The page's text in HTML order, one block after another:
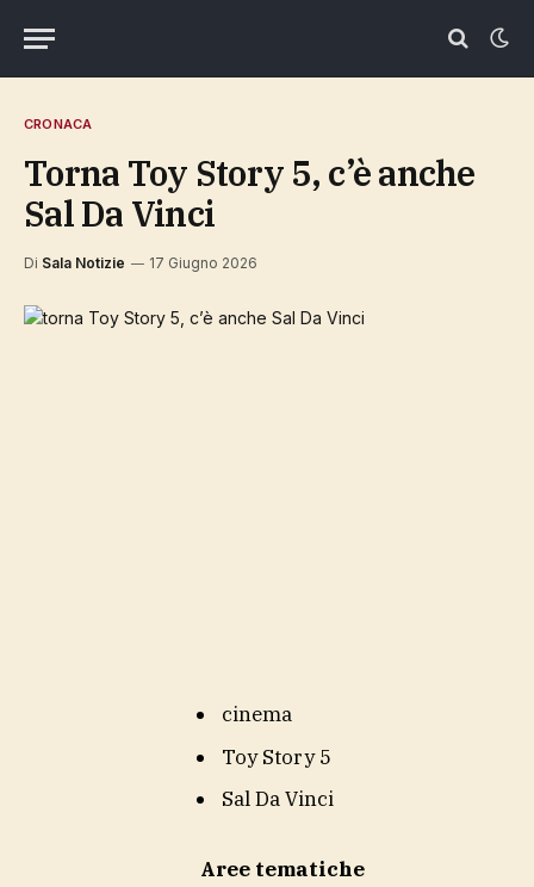
CRONACA
torna Toy Story 5, c’è anche
Sal Da Vinci
Di Sala Notizie 17 Giugno 2026
cinema
Toy Story 5
Sal Da Vinci
Aree tematiche